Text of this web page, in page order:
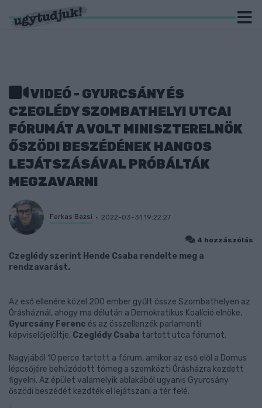
VIDEÓ - GYURCSÁNY ÉS
CZEGLÉDY SZOMBATHELYI UTCAI
FÓRUMÁT A VOLT MINISZTERELNÖK
ŐSZÖDI BESZÉDÉNEK HANGOS
LEJÁTSZÁSÁVAL PRÓBÁLTÁK
MEGZAVARNI
Farkas Bazsi 2022-03-31 19:22:27
4 hozzászólás
Czeglédy szerint Hende Csaba rendelte meg a
rendzavarást.
Az eső ellenére közel 200 ember gyűlt össze Szombathelyen az
Órásháznál, ahogy ma délután a Demokratikus Koalíció elnöke,
Gyurcsány Ferenc és az összellenzék parlamenti
képviselőjelöltje, Czeglédy Csaba tartott utca fórumot.
Nagyjából 10 perce tartott a fórum, amikor az eső elől a Domus
lépcsőjére behúzódott tömeg a szemközti Órásházra kezdett
figyelni. Az épület valamelyik ablakából ugyanis Gyurcsány
őszödi beszédét kezdték el lejátszani a tér felé.